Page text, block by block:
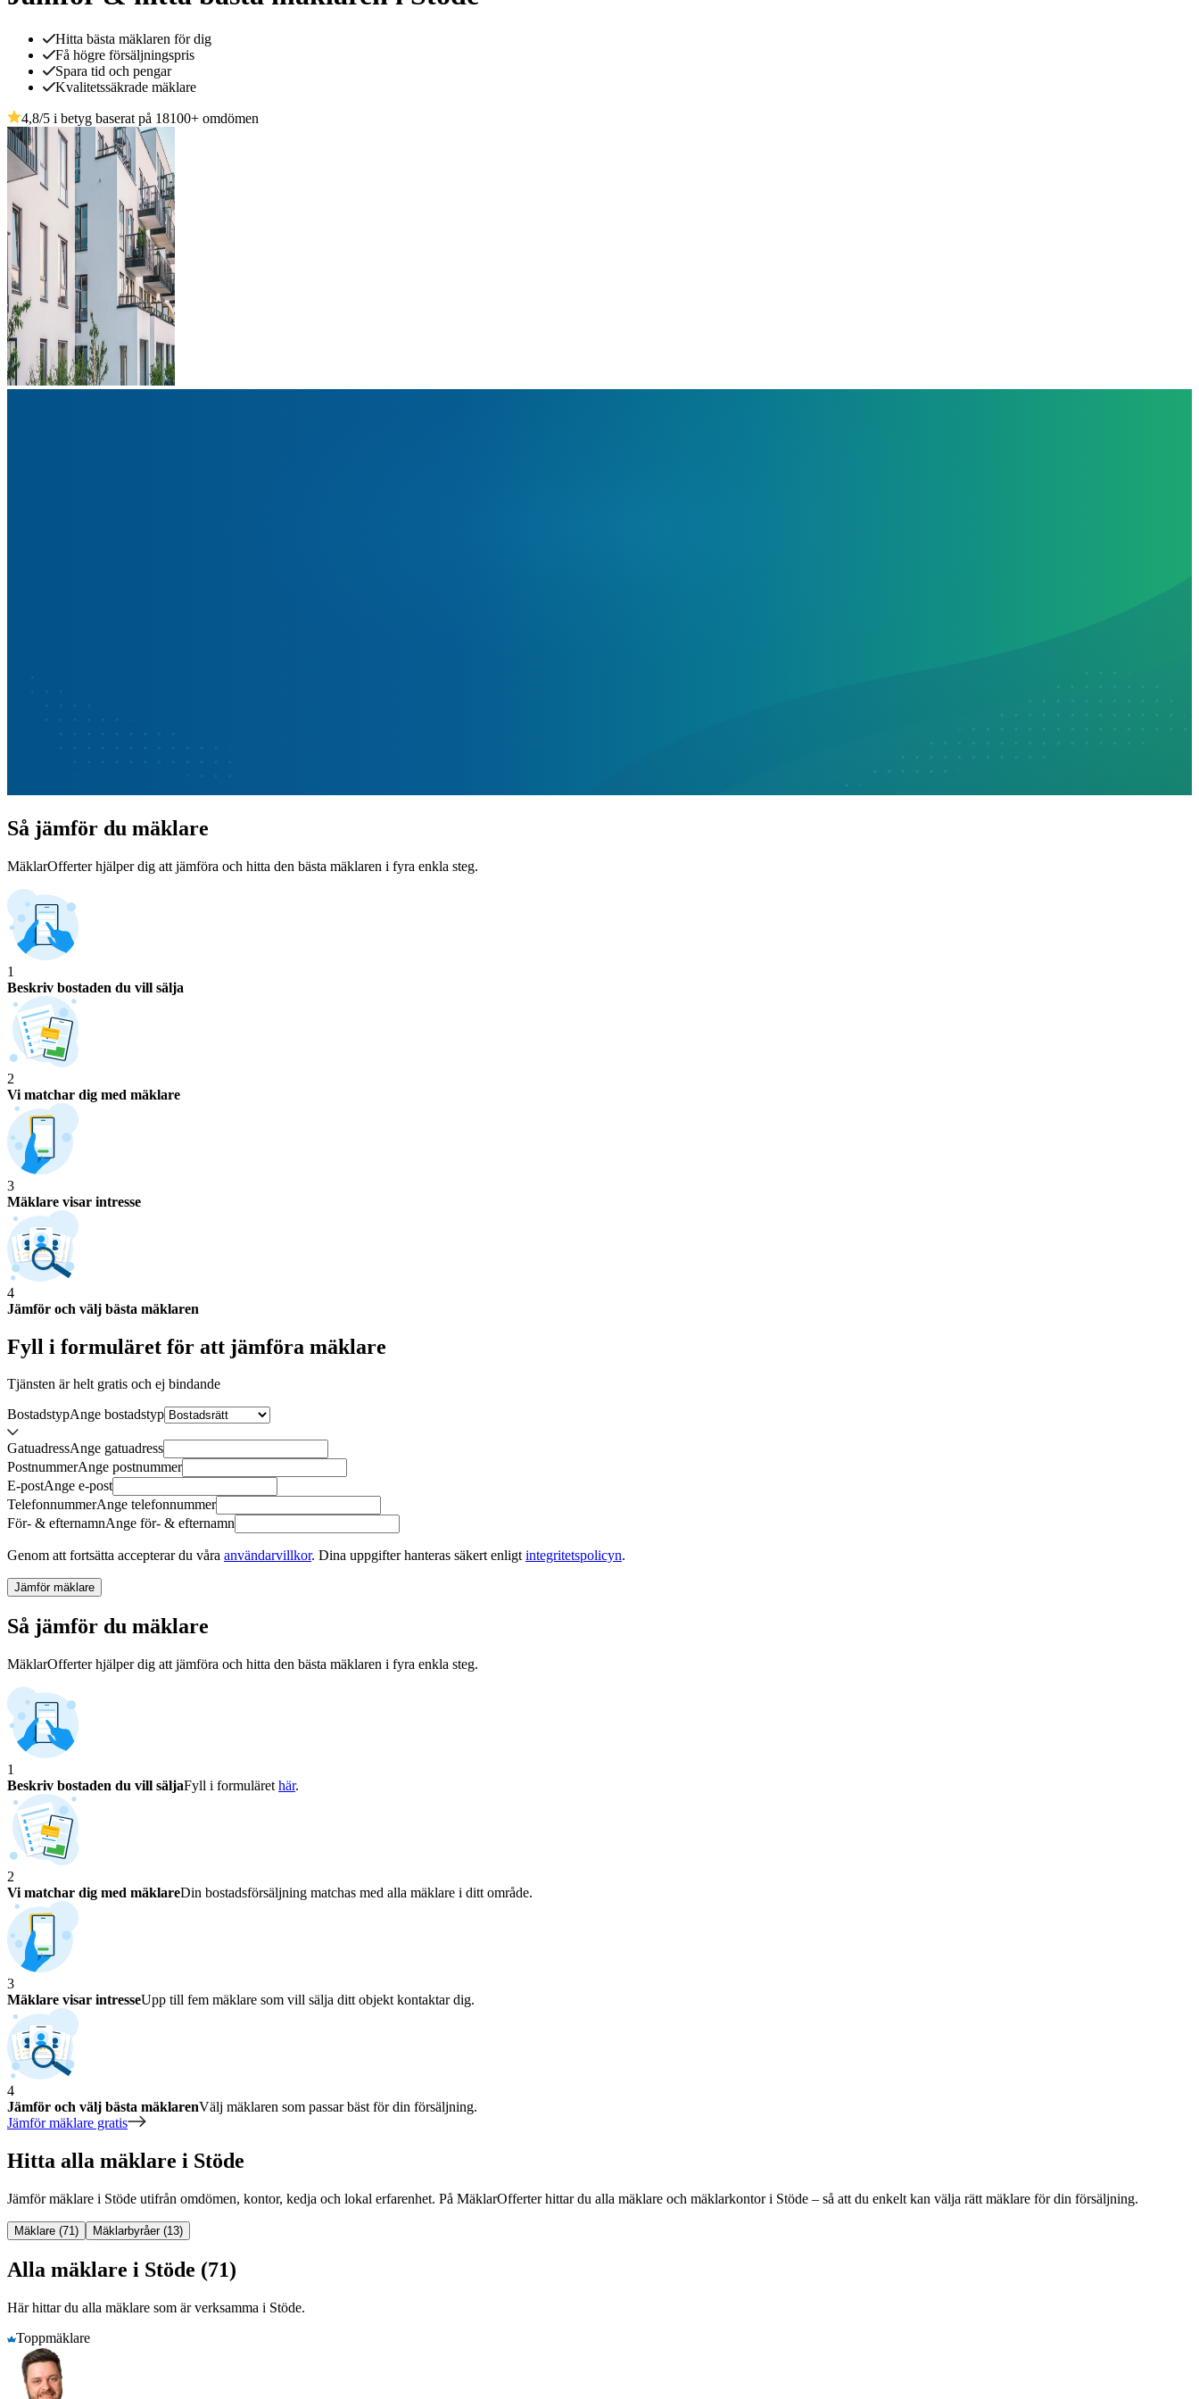
Hitta bästa mäklaren för dig
Få högre försäljningspris
Spara tid och pengar
Kvalitetssäkrade mäklare
4,8/5 i betyg baserat på 18100+ omdömen
Så jämför du mäklare
MäklarOfferter hjälper dig att jämföra och hitta den bästa mäklaren i fyra enkla steg.
1
Beskriv bostaden du vill sälja
2
Vi matchar dig med mäklare
3
Mäklare visar intresse
4
Jämför och välj bästa mäklaren
Fyll i formuläret för att jämföra mäklare
Tjänsten är helt gratis och ej bindande
BostadstypAnge bostadstyp
GatuadressAnge gatuadress
PostnummerAnge postnummer
E-postAnge e-post
TelefonnummerAnge telefonnummer
För- & efternamnAnge för- & efternamn
Genom att fortsätta accepterar du våra användarvillkor. Dina uppgifter hanteras säkert enligtintegritetspolicyn.
Jämför mäklare
Så jämför du mäklare
MäklarOfferter hjälper dig att jämföra och hitta den bästa mäklaren i fyra enkla steg.
1
Beskriv bostaden du vill säljaFyll i formuläret här.
2
Vi matchar dig med mäklareDin bostadsförsäljning matchas med alla mäklare i ditt område.
3
Mäklare visar intresseUpp till fem mäklare som vill sälja ditt objekt kontaktar dig.
4
Jämför och välj bästa mäklarenVälj mäklaren som passar bäst för din försäljning.
Jämför mäklare gratis
Hitta alla mäklare i Stöde
Jämför mäklare i Stöde utifrån omdömen, kontor, kedja och lokal erfarenhet. På MäklarOfferter hittar du alla mäklare och mäklarkontori Stöde – så att du enkelt kan välja rätt mäklare för din försäljning.
Mäklare (71) Mäklarbyråer (13)
Alla mäklare i Stöde (71)
Här hittar du alla mäklare som är verksamma i Stöde.
Toppmäklare